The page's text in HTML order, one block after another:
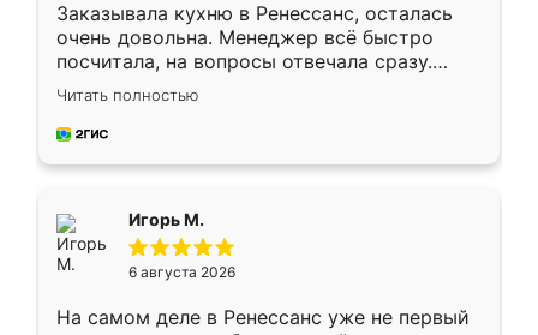
Заказывала кухню в Ренессанс, осталась
очень довольна. Менеджер всё быстро
посчитала, на вопросы отвечала сразу.
Замерщик приехал в субботу, подошёл к
делу со всей ответственностью. Собрали
за день, ребята работали аккуратно, даже
Читать полностью
Игорь М.
6 августа 2026
На самом деле в Ренессанс уже не первый